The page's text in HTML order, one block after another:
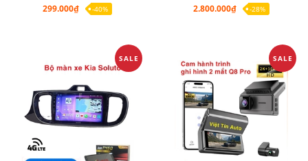
299.000₫
-40%
2.800.000₫
-28%
SALE SALE